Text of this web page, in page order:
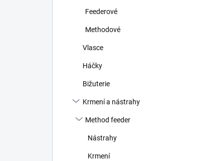
Feederové
Methodové
Vlasce
Háčky
Bižuterie
Krmení a nástrahy
Method feeder
Nástrahy
Krmení